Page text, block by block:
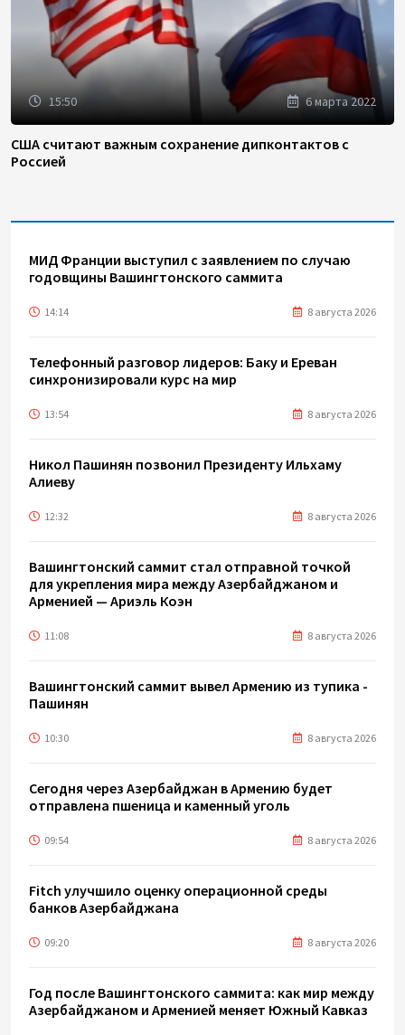
15:50 6 марта 2022
США считают важным сохранение дипконтактов с
Россией
МИД Франции выступил с заявлением по случаю
годовщины Вашингтонского саммита
14:14 8 августа 2026
Телефонный разговор лидеров: Баку и Ереван
синхронизировали курс на мир
13:54 8 августа 2026
Никол Пашинян позвонил Президенту Ильхаму
Алиеву
12:32 8 августа 2026
Вашингтонский саммит стал отправной точкой
для укрепления мира между Азербайджаном и
Арменией — Ариэль Коэн
11:08 8 августа 2026
Вашингтонский саммит вывел Армению из тупика -
Пашинян
10:30 8 августа 2026
Сегодня через Азербайджан в Армению будет
отправлена пшеница и каменный уголь
09:54 8 августа 2026
Fitch улучшило оценку операционной среды
банков Азербайджана
09:20 8 августа 2026
Год после Вашингтонского саммита: как мир между
Азербайджаном и Арменией меняет Южный Кавказ